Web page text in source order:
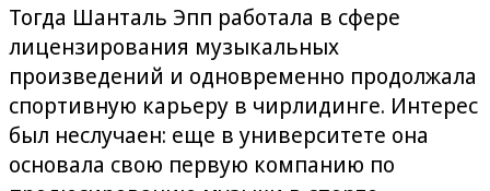
Тогда Шанталь Эпп работала в сфере
лицензирования музыкальных
произведений и одновременно продолжала
спортивную карьеру в чирлидинге. Интерес
был неслучаен: еще в университете она
основала свою первую компанию по